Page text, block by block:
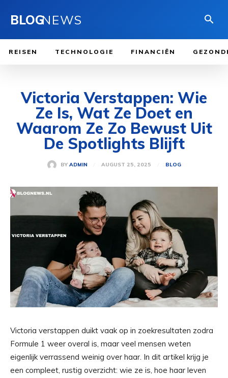
BLOGNEWS
REISEN TECHNOLOGIE FINANCIËN
Victoria Verstappen: Wie
Ze Is, Wat Ze Doet en
Waarom Ze Zo Bewust Uit
De Spotlights Blijft
BY ADMIN AUGUST 25, 2025 BLOG
Victoria verstappen duikt vaak op in zoekresultaten zodra
Formule 1 weer overal is, maar veel mensen weten
eigenlijk verrassend weinig over haar. In dit artikel krijg je
een compleet, rustig overzicht: wie ze is, hoe haar leven